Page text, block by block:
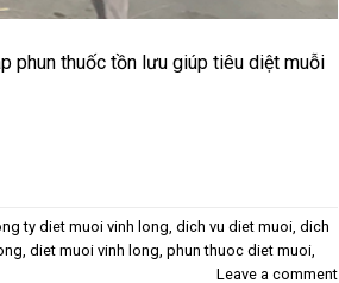
phun thuốc tồn lưu giúp tiêu diệt muỗi
ty diet muoi vinh long, dich vu diet muoi, dich
, diet muoi vinh long, phun thuoc diet muoi,
Leave a comment